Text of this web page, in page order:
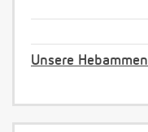
Unsere Hebammen